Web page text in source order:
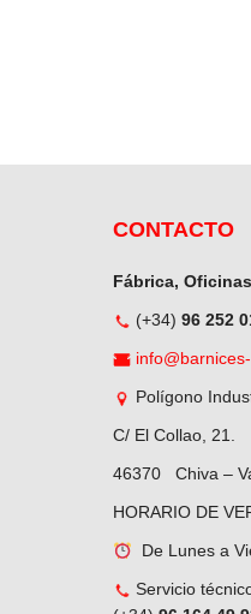
CONTACTO
Fábrica,
(+34) 96 252
Polígono
C/ El Collao, 21.
46370 Chiva –
HORARIO DE
De Lunes a
Servicio